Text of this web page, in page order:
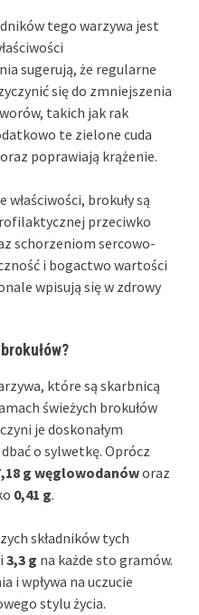
tego warzywa jest
sugerują, że regularne
się do zmniejszenia
takich jak rak
te zielone cuda
poprawiają krążenie.
brokuły są
przeciwko
schorzeniom sercowo-
i bogactwo wartości
wpisują się w zdrowy
które są skarbnicą
świeżych brokułów
je doskonałym
o sylwetkę. Oprócz
g węglowodanóworaz
0,41 g.
składników tych
3,3 g na każde sto gramów.
i wpływa na uczucie
stylu życia.